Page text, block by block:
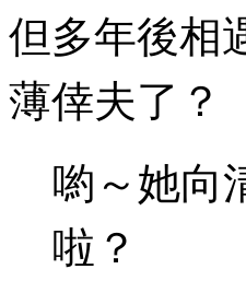
但多年後相
薄倖夫了？
喲～她向
啦？